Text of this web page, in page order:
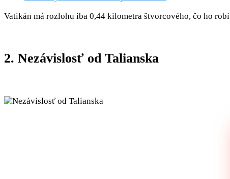
Vatikán má rozlohu iba 0,44 kilometra štvorcového, čo ho
2. Nezávislosť od Talianska